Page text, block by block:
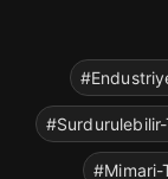
#Mimari-